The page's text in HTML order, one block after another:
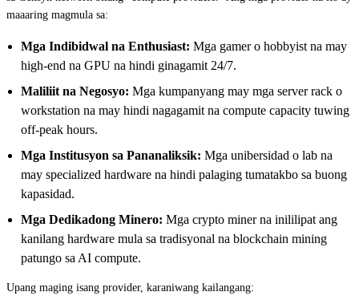
maaaring magmula sa:
Mga Indibidwal na Enthusiast: Mga gamer o hobbyist na may
high-end na GPU na hindi ginagamit 24/7.
Maliliit na Negosyo: Mga kumpanyang may mga server rack o
workstation na may hindi nagagamit na compute capacity tuwing
off-peak hours.
Mga Institusyon sa Pananaliksik: Mga unibersidad o lab na
may specialized hardware na hindi palaging tumatakbo sa buong
kapasidad.
Mga Dedikadong Minero: Mga crypto miner na inililipat ang
kanilang hardware mula sa tradisyonal na blockchain mining
patungo sa AI compute.
Upang maging isang provider, karaniwang kailangang: